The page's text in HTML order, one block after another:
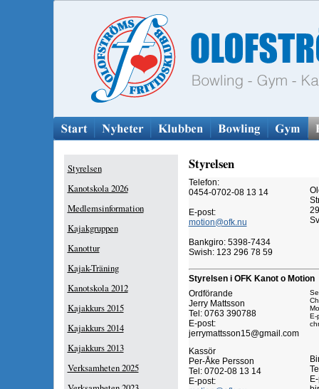
Styrelsen
Kanotskola 2026
Medlemsinformation
Kajakgruppen
Kanottur
Kajak-Träning
Kanotskola 2012
Kajakkurs 2015
Kajakkurs 2014
Kajakkurs 2013
Verksamheten 2025
Styrelsen
Telefon:
0454-0702-08 13 14
E-post:
motion@ofk.nu
Bankgiro: 5398-7434
Swish: 123 296 78 59
Styrelsen i OFK Kanot o Motion
Ordförande
Jerry Mattsson
Tel: 0763 390788
E-post:
jerrymattsson15@gmail.com
E-
Kassör
Per-Åke Persson
Tel: 0702-08 13 14
E-post: